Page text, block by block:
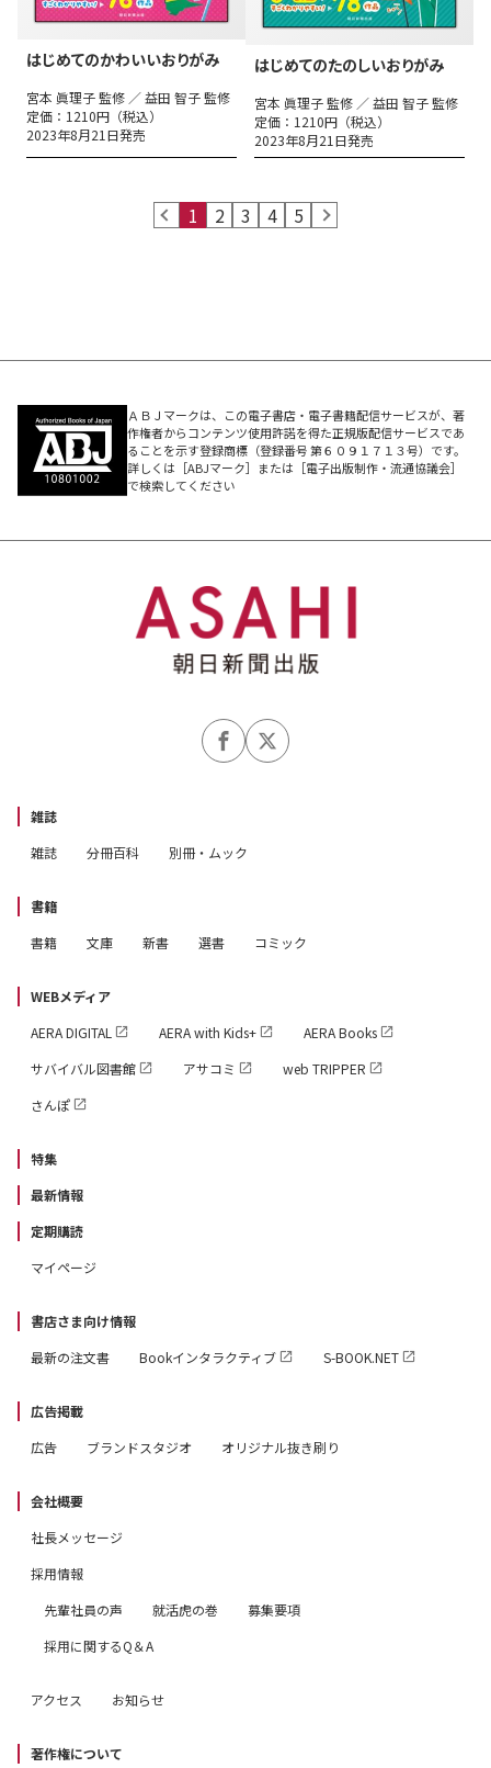
はじめてのかわいいおりがみ
宮本 眞理子 監修 ／ 益田 智子 監修
定価：1210円（税込）
2023年8月21日発売
はじめてのたのしいおりがみ
宮本 眞理子 監修 ／ 益田 智子 監修
定価：1210円（税込）
2023年8月21日発売
prev 1 2 3 4 5 next
ＡＢＪマークは、この電子書店・電子書籍配信サービスが、著
作権者からコンテンツ使用許諾を得た正規版配信サービスであ
ることを示す登録商標（登録番号 第６０９１７１３号）です。
詳しくは［ABJマーク］または［電子出版制作・流通協議会］
で検索してください
雑誌
雑誌
分冊百科 別冊・ムック
書籍
書籍
文庫 新書 選書 コミック
WEBメディア
AERA DIGITAL
AERA with Kids+
AERA Books
サバイバル図書館
アサコミ
web TRIPPER
さんぽ
特集
最新情報
定期購読
マイページ
書店さま向け情報
最新の注文書
Bookインタラクティブ S-BOOK.NET
広告掲載
広告
ブランドスタジオ オリジナル抜き刷り
会社概要
社長メッセージ
採用情報
先輩社員の声
就活虎の巻
募集要項
採用に関するQ＆A
アクセス お知らせ
著作権について